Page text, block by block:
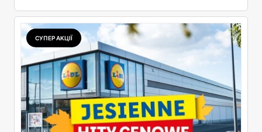
Подробиці цієї акції ви можете знайти в нашій статті.
СУПЕР АКЦІЇ